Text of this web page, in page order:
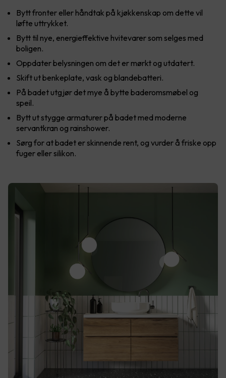
Bytt fronter eller håndtak på kjøkkenskap om dette vil
løfte uttrykket.
Bytt til nye, energieffektive hvitevarer som selges med
boligen.
Oppdater belysningen om det er mørkt og utdatert.
Skift ut benkeplate, vask og blandebatteri.
På badet utgjør det mye å bytte baderomsmøbel og
speil.
Bytt ut stygge armaturer på badet med moderne
servantkran og rainshower.
Sørg for at badet er skinnende rent, og vurder å friske opp
fuger eller silikon.